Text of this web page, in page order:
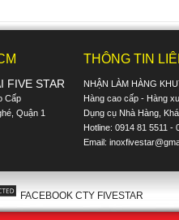
FIVE STAR
Cấp
Quận 1
THÔNG TIN
NHẬN LÀM HÀNG
Hàng cao cấp - Hàng
Dụng cụ Nhà Hàng,
Hotline: 0914 81 5511 -
Email:
FACEBOOK CTY FIVESTAR